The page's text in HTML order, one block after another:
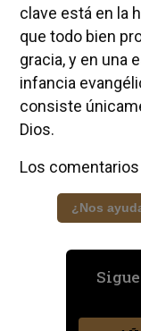
clave está en la
que todo bien
gracia, y en una
infancia
consiste
Dios.
Los
¿Nos